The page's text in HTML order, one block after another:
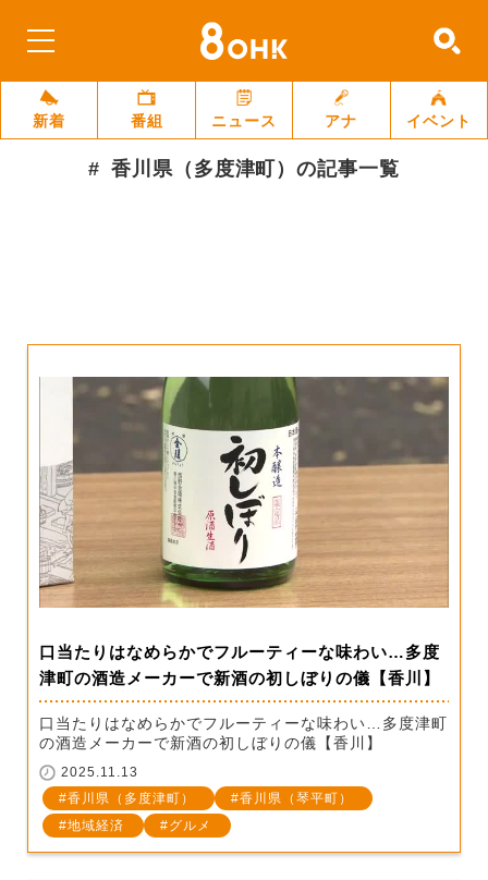
新着 番組 ニュース アナ イベント
香川県（多度津町）の記事一覧
口当たりはなめらかでフルーティーな味わい…多度
津町の酒造メーカーで新酒の初しぼりの儀【香川】
口当たりはなめらかでフルーティーな味わい…多度津町
の酒造メーカーで新酒の初しぼりの儀【香川】
2025.11.13
香川県（多度津町）
香川県（琴平町）
地域経済
グルメ